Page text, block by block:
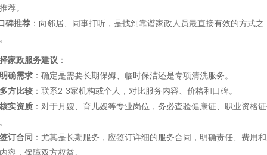
荐。
碑推荐 ：向邻居、同事打听，是找到靠谱家政人员最直接有效的方式之
家政服务建议 ：
明确需求 ：确定是需要长期保姆、临时保洁还是专项清洗服务。
多方比较 ：联系2-3家机构或个人，对比服务内容、价格和口碑。
核实资质 ：对于月嫂、育儿嫂等专业岗位，务必查验健康证、职业资格
签订合同 ：尤其是长期服务，应签订详细的服务合同，明确责任、费用
容，保障双方权益。